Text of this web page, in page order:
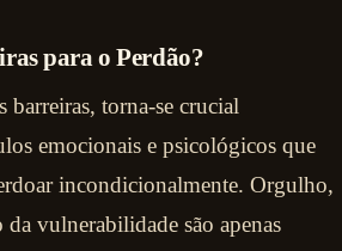
para o Perdão?
barreiras, torna-se crucial
emocionais e psicológicos que
incondicionalmente. Orgulho,
da vulnerabilidade são apenas